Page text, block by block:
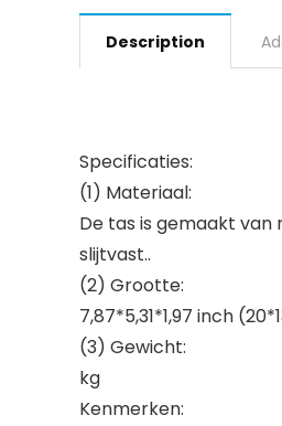
Description
Specificaties:
(1) Materiaal:
De tas is gemaakt
slijtvast..
(2) Grootte:
7,87*5,31*1,97 inch
(3) Gewicht:
kg
Kenmerken: